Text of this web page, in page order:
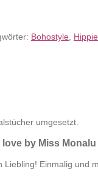
Bohostyle,
umgesetzt.
by Miss Monalu
Einmalig und